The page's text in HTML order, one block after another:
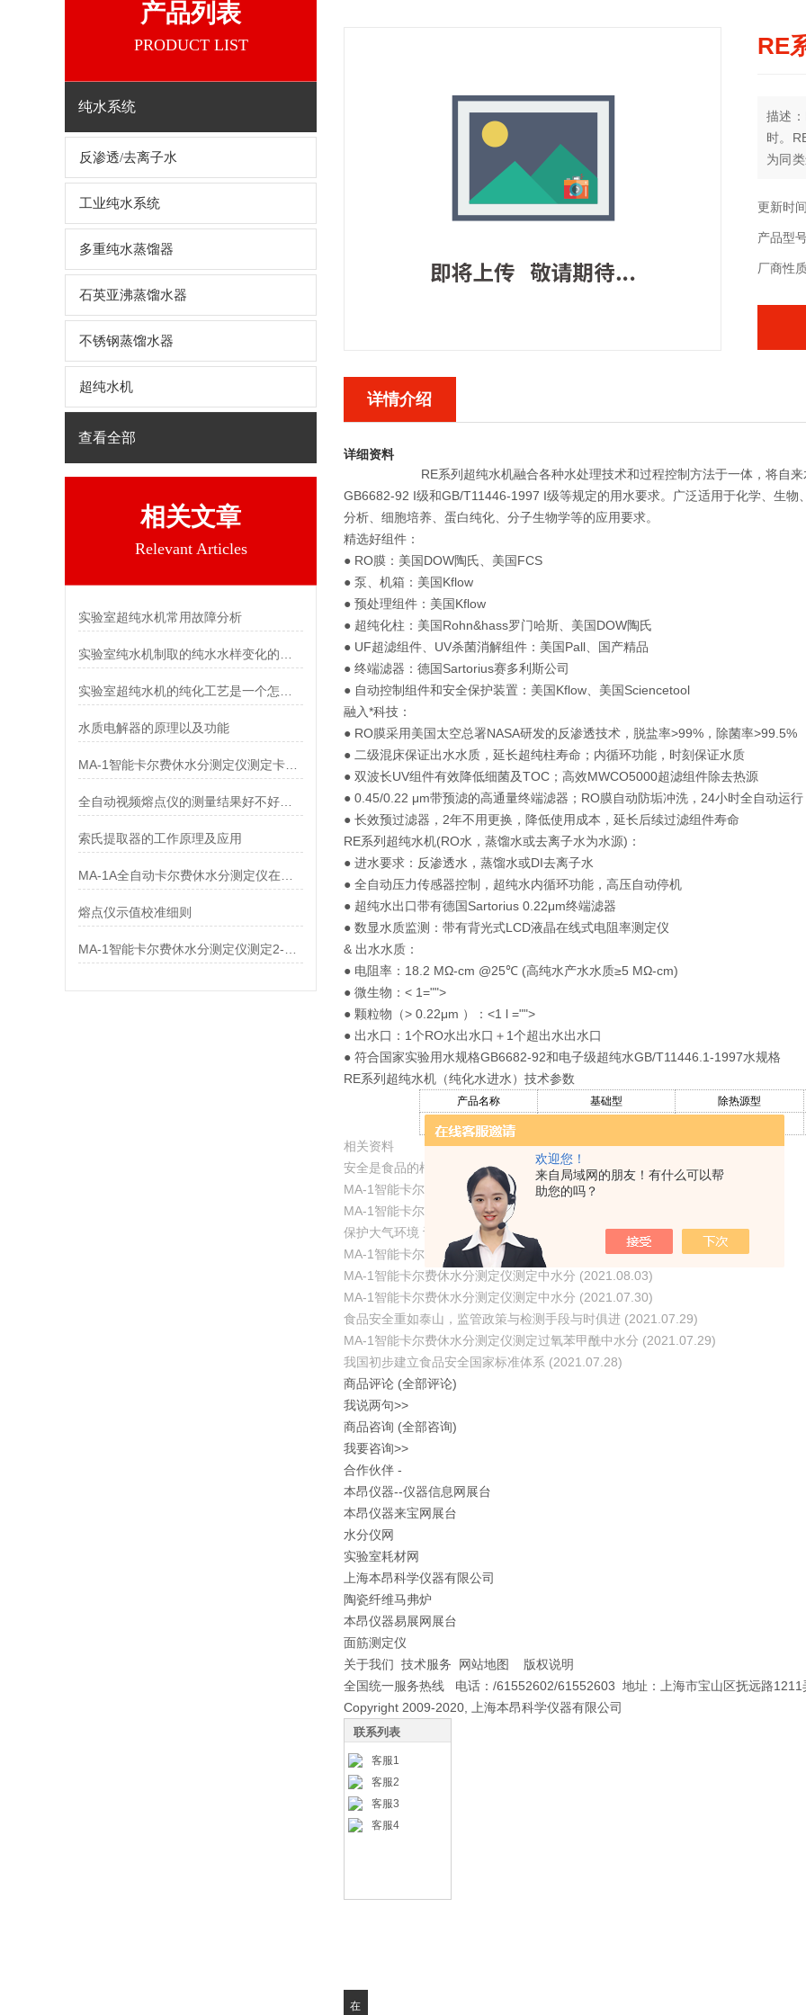
欢迎您！
来自局域网的朋友！有什么可以帮
助您的吗？
产品列表
PRODUCT LIST
纯水系统
反渗透/去离子水
工业纯水系统
多重纯水蒸馏器
石英亚沸蒸馏水器
不锈钢蒸馏水器
超纯水机
查看全部
相关文章
Relevant Articles
实验室超纯水机常用故障分析
水质电解器的原理以及功能
MA-1智能卡尔费休水分测定仪测定卡比多巴中水分
全自动视频熔点仪的测量结果好不好管理？
索氏提取器的工作原理及应用
MA-1A全自动卡尔费休水分测定仪在新型产业中的应用
熔点仪示值校准细则
RE
描述
时。
为同
更新时
产品型号
厂商性
详情介绍
详细资料
RE系列超纯水机融合各种水处理技术和过程控制方法于一体，将自
GB6682-92 I级和GB/T11446-1997 I级等规定的用水要求。广泛适用于化学、生
分析、细胞培养、蛋白纯化、分子生物学等的应用要求。
精选好组件：
● RO膜：美国DOW陶氏、美国FCS
● 泵、机箱：美国Kflow
● 预处理组件：美国Kflow
● 超纯化柱：美国Rohn&hass罗门哈斯、美国DOW陶氏
● UF超滤组件、UV杀菌消解组件：美国Pall、国产精品
● 终端滤器：德国Sartorius赛多利斯公司
● 自动控制组件和安全保护装置：美国Kflow、美国Sciencetool
融入*科技：
● RO膜采用美国太空总署NASA研发的反渗透技术，脱盐率>99%，除菌率>99.5%
● 二级混床保证出水水质，延长超纯柱寿命；内循环功能，时刻保证水质
● 双波长UV组件有效降低细菌及TOC；高效MWCO5000超滤组件除去热源
● 0.45/0.22 μm带预滤的高通量终端滤器；RO膜自动防垢冲洗，24小时全自动运行
● 长效预过滤器，2年不用更换，降低使用成本，延长后续过滤组件寿命
RE系列超纯水机(RO水，蒸馏水或去离子水为水源)：
● 进水要求：反渗透水，蒸馏水或DI去离子水
● 全自动压力传感器控制，超纯水内循环功能，高压自动停机
● 超纯水出口带有德国Sartorius 0.22μm终端滤器
● 数显水质监测：带有背光式LCD液晶在线式电阻率测定仪
& 出水水质：
● 电阻率：18.2 MΩ-cm @25℃ (高纯水产水水质≥5 MΩ-cm)
● 微生物：< 1="">
● 颗粒物（> 0.22μm ）：<1 l ="">
● 出水口：1个RO水出水口＋1个超出水出水口
● 符合国家实验用水规格GB6682-92和电子级超纯水GB/T11446.1-1997水规格
RE系列超纯水机（纯化水进水）技术参数
产品名称 基础型 除热源型
产品型号
相关资料
安全是食品的根本 农产品的重金属检测 (2021.08.16)
MA-1智能卡尔费休水分测定仪测定异环磷酷胺中水分 (2021.08.10)
MA-1智能卡尔费休水分测定仪测定中水分 (2021.08.05)
保护大气环境 让你我更长寿 (2021.08.05)
MA-1智能卡尔费休水分测定仪测定中水分 (2021.08.04)
MA-1智能卡尔费休水分测定仪测定中水分 (2021.08.03)
MA-1智能卡尔费休水分测定仪测定中水分 (2021.07.30)
食品安全重如泰山，监管政策与检测手段与时俱进 (2021.07.29)
MA-1智能卡尔费休水分测定仪测定过氧苯甲酰中水分 (2021.07.29)
我国初步建立食品安全国家标准体系 (2021.07.28)
商品评论 (全部评论)
我说两句>>
商品咨询 (全部咨询)
我要咨询>>
合作伙伴 -
本昂仪器--仪器信息网展台
本昂仪器来宝网展台
水分仪网
实验室耗材网
上海本昂科学仪器有限公司
陶瓷纤维马弗炉
本昂仪器易展网展台
面筋测定仪
关于我们 技术服务 网站地图 版权说明
全国统一服务热线 电话：/61552602/61552603 地址：上海市宝山区抚远路
Copyright 2009-2020, 上海本昂科学仪器有限公司
联系列表
客服1
客服2
客服3
客服4
在